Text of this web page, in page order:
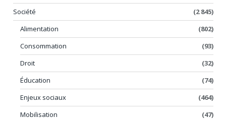
Société
(2 845)
Alimentation
(802)
Consommation
(93)
Droit
(32)
Éducation
(74)
Enjeux sociaux
(464)
Mobilisation
(47)